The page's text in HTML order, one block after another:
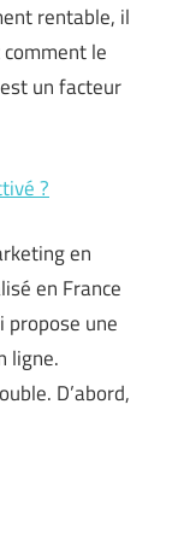
rentable, il
le
un facteur
?
en
en France
propose une
ligne.
D’abord,